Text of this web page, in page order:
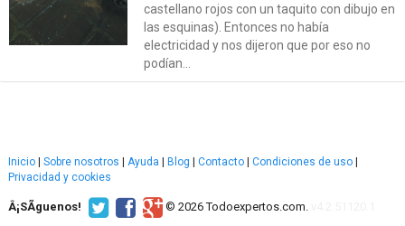
castellano rojos con un taquito con dibujo en
las esquinas). Entonces no había
electricidad y nos dijeron que por eso no
podían...
Inicio Sobre nosotros Ayuda Blog Contacto Condiciones de uso
Privacidad y cookies
Â¡SÃ­guenos! © 2026 Todoexpertos.com.